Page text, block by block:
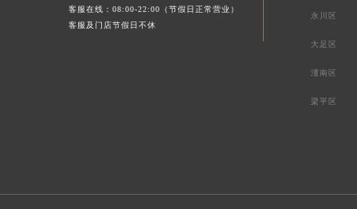
客服在线：08:00-22:00（节假日正常营业）
客服及门店节假日不休
永川区
大足区
潼南区
梁平区